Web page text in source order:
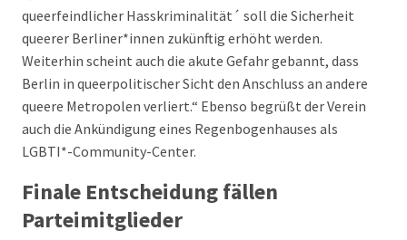
queerfeindlicher Hasskriminalität´ soll die Sicherheit
queerer Berliner*innen zukünftig erhöht werden.
Weiterhin scheint auch die akute Gefahr gebannt, dass
Berlin in queerpolitischer Sicht den Anschluss an andere
queere Metropolen verliert.“ Ebenso begrüßt der Verein
auch die Ankündigung eines Regenbogenhauses als
LGBTI*-Community-Center.
Finale Entscheidung fällen
Parteimitglieder